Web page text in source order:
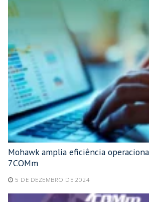
Mohawk amplia eficiência
7COMm
5 DE DEZEMBRO DE 2024